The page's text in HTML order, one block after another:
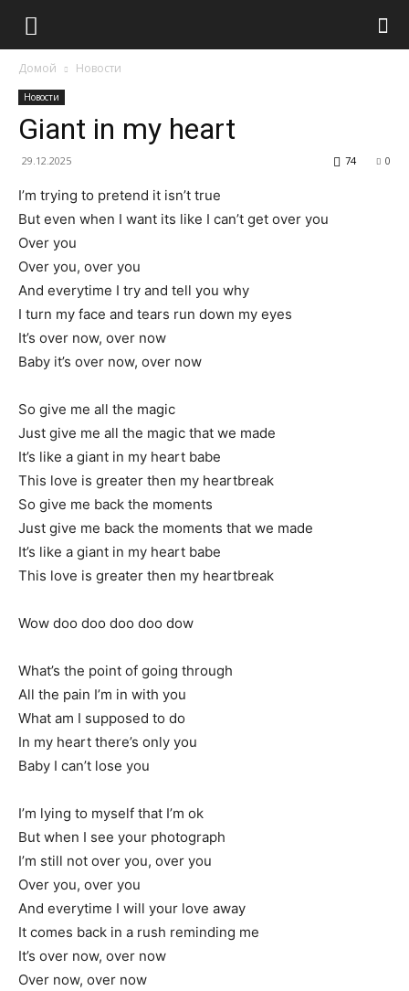
Домой Новости
Новости
Giant in my heart
29.12.2025 0
74
I’m trying to pretend it isn’t true
But even when I want its like I can’t get over you
Over you
Over you, over you
And everytime I try and tell you why
I turn my face and tears run down my eyes
It’s over now, over now
Baby it’s over now, over now
So give me all the magic
Just give me all the magic that we made
It’s like a giant in my heart babe
This love is greater then my heartbreak
So give me back the moments
Just give me back the moments that we made
It’s like a giant in my heart babe
This love is greater then my heartbreak
Wow doo doo doo doo dow
What’s the point of going through
All the pain I’m in with you
What am I supposed to do
In my heart there’s only you
Baby I can’t lose you
I’m lying to myself that I’m ok
But when I see your photograph
I’m still not over you, over you
Over you, over you
And everytime I will your love away
It comes back in a rush reminding me
It’s over now, over now
Over now, over now